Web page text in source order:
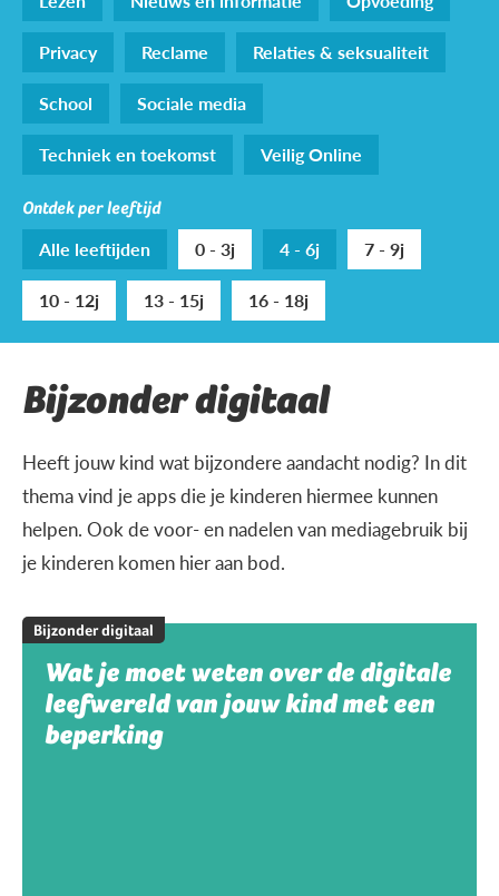
Privacy
Reclame
Relaties & seksualiteit
School
Sociale media
Techniek en toekomst
Veilig Online
Ontdek per leeftijd
Alle leeftijden 0 - 3j 4 - 6j
7 - 9j
10 - 12j
13 - 15j 16 - 18j
Bijzonder digitaal
Heeft jouw kind wat bijzondere aandacht nodig? In dit
thema vind je apps die je kinderen hiermee kunnen
helpen. Ook de voor- en nadelen van mediagebruik bij
je kinderen komen hier aan bod.
Bijzonder digitaal
Wat je moet weten over de digitale
leefwereld van jouw kind met een
beperking